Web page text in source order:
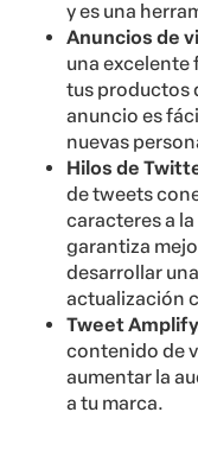
y es una
Anuncios de
una excelente
tus productos
anuncio es
nuevas
Hilos de
de tweets
caracteres a
garantiza
desarrollar
actualización
Tweet
contenido de
aumentar la
a tu marca.